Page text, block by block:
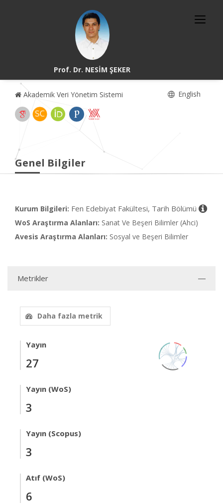
Prof. Dr. NESİM ŞEKER
Akademik Veri Yönetim Sistemi English
Genel Bilgiler
Kurum Bilgileri: Fen Edebiyat Fakültesi, Tarih Bölümü
WoS Araştırma Alanları: Sanat Ve Beşeri Bilimler (Ahci)
Avesis Araştırma Alanları: Sosyal ve Beşeri Bilimler
Metrikler
Daha fazla metrik
Yayın
27
Yayın (WoS)
3
Yayın (Scopus)
3
Atıf (WoS)
6